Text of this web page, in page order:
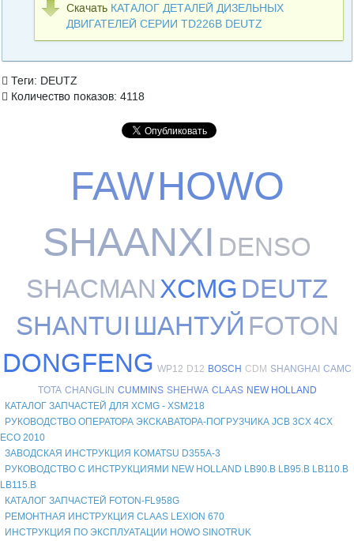
Скачать КАТАЛОГ ДЕТАЛЕЙ ДИЗЕЛЬНЫХ
ДВИГАТЕЛЕЙ СЕРИИ TD226B DEUTZ
Теги: DEUTZ
Количество показов: 4118
FAWHOWO
SHAANXI DENSO
SHACMANXCMGDEUTZ
SHANTUI ШАНТУЙ FOTON
DONGFENG WP12 D12 BOSCH CDM SHANGHAI CAMC
TOTA CHANGLIN CUMMINS SHEHWA CLAAS NEW HOLLAND
КАТАЛОГ ЗАПЧАСТЕЙ ДЛЯ XCMG - XSM218
РУКОВОДСТВО ОПЕРАТОРА ЭКСКАВАТОРА-ПОГРУЗЧИКА JCB 3CX 4CX
ECO 2010
ЗАВОДСКАЯ ИНСТРУКЦИЯ KOMATSU D355A-3
РУКОВОДСТВО С ИНСТРУКЦИЯМИ NEW HOLLAND LB90.B LB95.B LB110.B
LB115.B
КАТАЛОГ ЗАПЧАСТЕЙ FOTON-FL958G
РЕМОНТНАЯ ИНСТРУКЦИЯ CLAAS LEXION 670
ИНСТРУКЦИЯ ПО ЭКСПЛУАТАЦИИ HOWO SINOTRUK